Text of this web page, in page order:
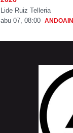
Lide Ruiz Telleria
abu 07, 08:00 ANDOAIN